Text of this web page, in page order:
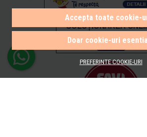
Accepta toate cookie-
Doar cookie-uri
PREFERINTE COOKIE-URI